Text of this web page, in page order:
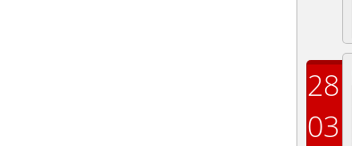
28
03